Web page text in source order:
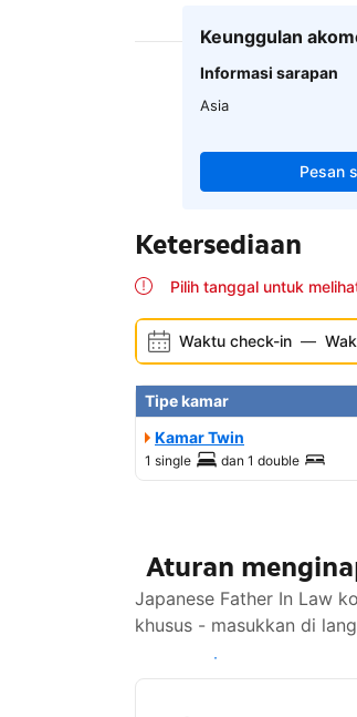
Keunggulan
Informasi sarapan
Asia
Pesan
Ketersediaan
Pilih tanggal untuk
Waktu check-in —
Tipe kamar
Kamar Twin
1 single dan 1 double
Aturan
Japanese Father In Law
khusus - masukkan di
Lihat ketersediaan